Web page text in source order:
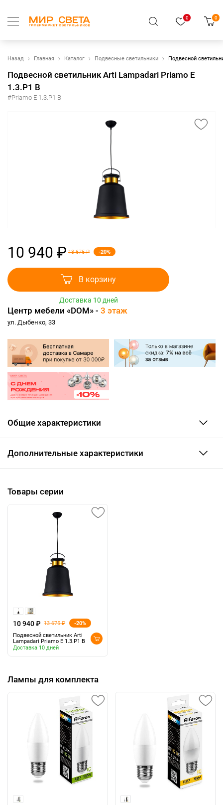
0 0
Назад Главная Каталог Подвесные светильники Подвесной
Подвесной светильник Arti Lampadari Priamo E
1.3.P1 B
#Priamo E 1.3.P1 B
10 940 ₽ 13 675 ₽ -20%
В корзину
Доставка 10 дней
Центр мебели «DOM» - 3 этаж
ул. Дыбенко, 33
Общие характеристики
Дополнительные характеристики
Товары серии
10 940 ₽ 13 675 ₽
-20%
Подвесной светильник Arti
Lampadari Priamo E 1.3.P1 B
Доставка 10 дней
Лампы для комплекта